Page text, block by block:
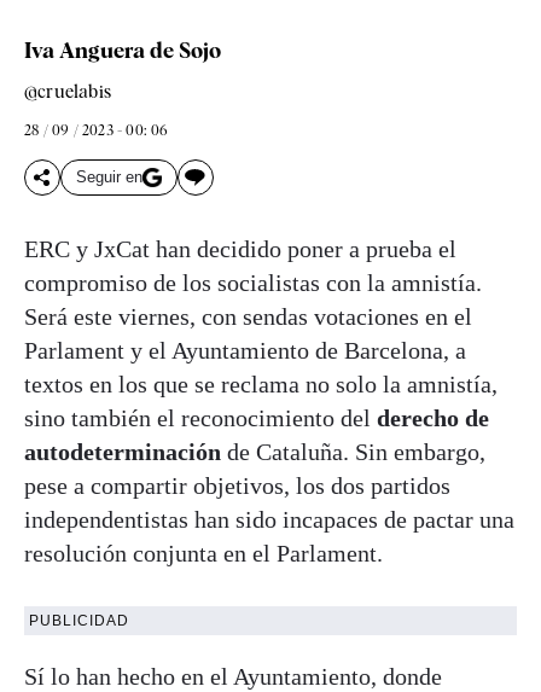
Iva Anguera de Sojo
@cruelabis
28 / 09 / 2023 - 00: 06
Seguir en
ERC y JxCat han decidido poner a prueba el
compromiso de los socialistas con la amnistía.
Será este viernes, con sendas votaciones en el
Parlament y el Ayuntamiento de Barcelona, a
textos en los que se reclama no solo la amnistía,
sino también el reconocimiento del derecho de
autodeterminación de Cataluña. Sin embargo,
pese a compartir objetivos, los dos partidos
independentistas han sido incapaces de pactar una
resolución conjunta en el Parlament.
PUBLICIDAD
Sí lo han hecho en el Ayuntamiento, donde